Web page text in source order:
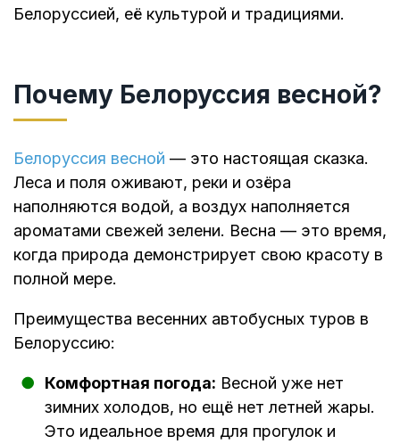
Белоруссией, её культурой и традициями.
Почему Белоруссия весной?
Белоруссия весной — это настоящая сказка.
Леса и поля оживают, реки и озёра
наполняются водой, а воздух наполняется
ароматами свежей зелени. Весна — это время,
когда природа демонстрирует свою красоту в
полной мере.
Преимущества весенних автобусных туров в
Белоруссию:
Комфортная погода: Весной уже нет
зимних холодов, но ещё нет летней жары.
Это идеальное время для прогулок и